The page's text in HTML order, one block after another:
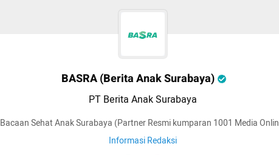
BASRA (Berita Anak Surabaya)
PT Berita Anak Surabaya
Bacaan Sehat Anak Surabaya (Partner Resmi kumparan 1001 Media
Informasi Redaksi